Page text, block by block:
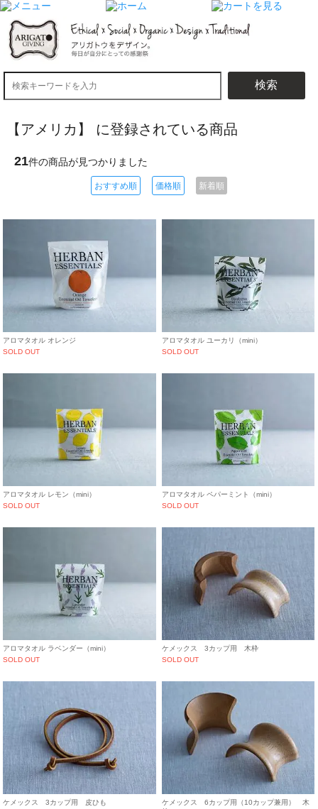
検索
【アメリカ】 に登録されている商品
21件の商品が見つかりました
おすすめ順 価格順 新着順
アロマタオル オレンジ
SOLD OUT
アロマタオル ユーカリ（mini）
SOLD OUT
アロマタオル レモン（mini）
SOLD OUT
アロマタオル ペパーミント（mini）
SOLD OUT
アロマタオル ラベンダー（mini）
SOLD OUT
ケメックス 3カップ用 木枠
SOLD OUT
ケメックス 3カップ用 皮ひも
ケメックス 6カップ用（10カップ兼用） 木